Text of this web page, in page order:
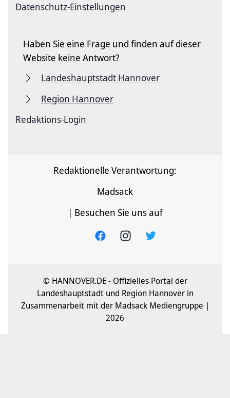
Datenschutz-Einstellungen
Haben Sie eine Frage und finden auf dieser
Website keine Antwort?
Landeshauptstadt Hannover
Region Hannover
Redaktions-Login
Redaktionelle Verantwortung:
Madsack
| Besuchen Sie uns auf
© HANNOVER.DE - Offizielles Portal der
Landeshauptstadt und Region Hannover in
Zusammenarbeit mit der Madsack Mediengruppe |
2026